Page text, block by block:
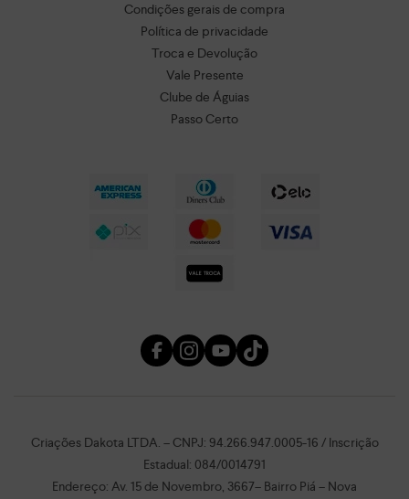
Condições gerais de compra
Política de privacidade
Troca e Devolução
Vale Presente
Clube de Águias
Passo Certo
Criações Dakota LTDA. – CNPJ: 94.266.947.0005-16 / Inscrição
Estadual: 084/0014791
Endereço: Av. 15 de Novembro, 3667– Bairro Piá – Nova